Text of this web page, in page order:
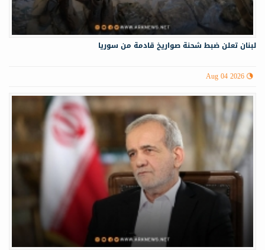
لبنان تعلن ضبط شحنة صواريخ قادمة من سوريا
Aug 04 2026